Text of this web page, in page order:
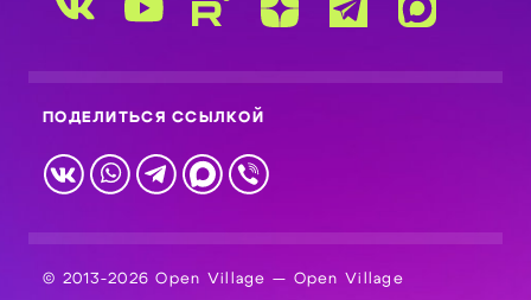
ПОДЕЛИТЬСЯ ССЫЛКОЙ
© 2013-2026 Open Village — Open Village